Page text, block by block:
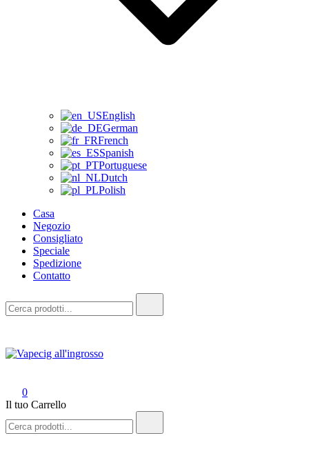
English
German
French
Spanish
Portuguese
Dutch
Polish
Casa
Negozio
Consigliato
Speciale
Spedizione
Contatto
0
Il tuo Carrello